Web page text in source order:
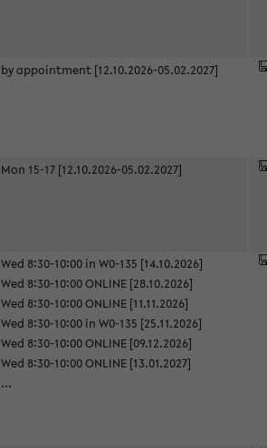
by appointment [12.10.2026-05.02.2027]
Mon 15-17 [12.10.2026-05.02.2027]
Wed 8:30-10:00 in W0-135 [14.10.2026]
Wed 8:30-10:00 ONLINE [28.10.2026]
Wed 8:30-10:00 ONLINE [11.11.2026]
Wed 8:30-10:00 in W0-135 [25.11.2026]
Wed 8:30-10:00 ONLINE [09.12.2026]
Wed 8:30-10:00 ONLINE [13.01.2027]
...